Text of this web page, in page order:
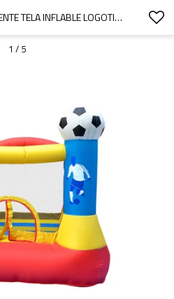
DD62062 VENTA CALIENTE TELA INFLABLE LOGOTIPO PERSONALIZADO FÚTBOL INFLABLE GORILA FÁBRICA DE CHINA
1 / 5